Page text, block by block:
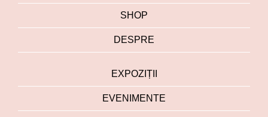
SHOP
DESPRE
EXPOZIȚII
EVENIMENTE